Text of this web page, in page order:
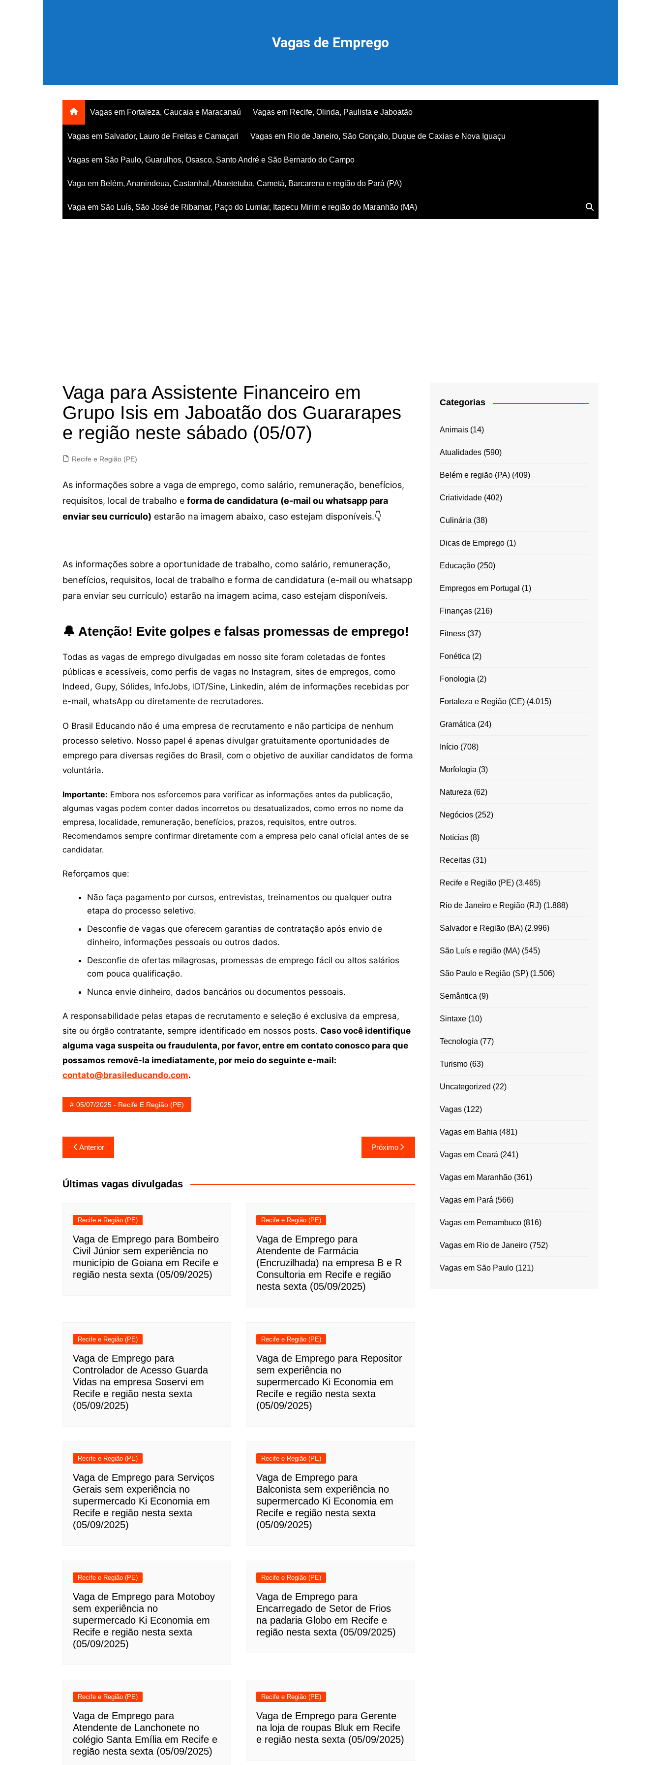
Vagas de Emprego
Vagas em Fortaleza, Caucaia e Maracanaú Vagas em Recife, Olinda, Paulista e Jaboatão
Vagas em Salvador, Lauro de Freitas e Camaçari Vagas em Rio de Janeiro, São Gonçalo, Duque de Caxias e Nova Iguaçu
Vagas em São Paulo, Guarulhos, Osasco, Santo André e São Bernardo do Campo
Vaga em Belém, Ananindeua, Castanhal, Abaetetuba, Cametá, Barcarena e região do Pará (PA)
Vaga em São Luís, São José de Ribamar, Paço do Lumiar, Itapecu Mirim e região do Maranhão (MA)
Vaga para Assistente Financeiro em
Grupo Isis em Jaboatão dos Guararapes
e região neste sábado (05/07)
Recife e Região (PE)
As informações sobre a vaga de emprego, como salário, remuneração, benefícios,
requisitos, local de trabalho e forma de candidatura (e-mail ou whatsapp para
enviar seu currículo) estarão na imagem abaixo, caso estejam disponíveis.👇
As informações sobre a oportunidade de trabalho, como salário, remuneração,
benefícios, requisitos, local de trabalho e forma de candidatura (e-mail ou whatsapp
para enviar seu currículo) estarão na imagem acima, caso estejam disponíveis.
🔔 Atenção! Evite golpes e falsas promessas de emprego!
Todas as vagas de emprego divulgadas em nosso site foram coletadas de fontes
públicas e acessíveis, como perfis de vagas no Instagram, sites de empregos, como
Indeed, Gupy, Sólides, InfoJobs, IDT/Sine, Linkedin, além de informações recebidas por
e-mail, whatsApp ou diretamente de recrutadores.
O Brasil Educando não é uma empresa de recrutamento e não participa de nenhum
processo seletivo. Nosso papel é apenas divulgar gratuitamente oportunidades de
emprego para diversas regiões do Brasil, com o objetivo de auxiliar candidatos de forma
voluntária.
Importante: Embora nos esforcemos para verificar as informações antes da publicação,
algumas vagas podem conter dados incorretos ou desatualizados, como erros no nome da
empresa, localidade, remuneração, benefícios, prazos, requisitos, entre outros.
Recomendamos sempre confirmar diretamente com a empresa pelo canal oficial antes de se
candidatar.
Reforçamos que:
Não faça pagamento por cursos, entrevistas, treinamentos ou qualquer outra
etapa do processo seletivo.
Desconfie de vagas que oferecem garantias de contratação após envio de
dinheiro, informações pessoais ou outros dados.
Desconfie de ofertas milagrosas, promessas de emprego fácil ou altos salários
com pouca qualificação.
Nunca envie dinheiro, dados bancários ou documentos pessoais.
A responsabilidade pelas etapas de recrutamento e seleção é exclusiva da empresa,
site ou órgão contratante, sempre identificado em nossos posts. Caso você identifique
alguma vaga suspeita ou fraudulenta, por favor, entre em contato conosco para que
possamos removê-la imediatamente, por meio do seguinte e-mail:
contato@brasileducando.com.
05/07/2025 - Recife E Região (PE)
Navegação
de
Post
Anterior Próximo
Últimas vagas divulgadas
Recife e Região (PE)
Vaga de Emprego para Bombeiro
Civil Júnior sem experiência no
município de Goiana em Recife e
região nesta sexta (05/09/2025)
Recife e Região (PE)
Vaga de Emprego para
Atendente de Farmácia
(Encruzilhada) na empresa B e R
Consultoria em Recife e região
nesta sexta (05/09/2025)
Recife e Região (PE)
Vaga de Emprego para
Controlador de Acesso Guarda
Vidas na empresa Soservi em
Recife e região nesta sexta
(05/09/2025)
Recife e Região (PE)
Vaga de Emprego para Repositor
sem experiência no
supermercado Ki Economia em
Recife e região nesta sexta
(05/09/2025)
Recife e Região (PE)
Vaga de Emprego para Serviços
Gerais sem experiência no
supermercado Ki Economia em
Recife e região nesta sexta
(05/09/2025)
Recife e Região (PE)
Vaga de Emprego para
Balconista sem experiência no
supermercado Ki Economia em
Recife e região nesta sexta
(05/09/2025)
Recife e Região (PE)
Vaga de Emprego para Motoboy
sem experiência no
supermercado Ki Economia em
Recife e região nesta sexta
(05/09/2025)
Recife e Região (PE)
Vaga de Emprego para
Encarregado de Setor de Frios
na padaria Globo em Recife e
região nesta sexta (05/09/2025)
Recife e Região (PE)
Vaga de Emprego para
Atendente de Lanchonete no
colégio Santa Emília em Recife e
região nesta sexta (05/09/2025)
Recife e Região (PE)
Vaga de Emprego para Gerente
na loja de roupas Bluk em Recife
e região nesta sexta (05/09/2025)
Categorias
Animais(14)
Atualidades(590)
Belém e região (PA)(409)
Criatividade(402)
Culinária (38)
Dicas de Emprego(1)
Educação(250)
Empregos em Portugal (1)
Finanças(216)
Fitness(37)
Fonética (2)
Fonologia (2)
Fortaleza e Região (CE)(4.015)
Gramática (24)
Início(708)
Morfologia (3)
Natureza (62)
Negócios(252)
Notícias(8)
Receitas(31)
Recife e Região (PE)(3.465)
Rio de Janeiro e Região (RJ)(1.888)
Salvador e Região (BA)(2.996)
São Luís e região (MA)(545)
São Paulo e Região (SP)(1.506)
Semântica (9)
Sintaxe(10)
Tecnologia (77)
Turismo(63)
Uncategorized (22)
Vagas(122)
Vagas em Bahia (481)
Vagas em Ceará (241)
Vagas em Maranhão(361)
Vagas em Pará (566)
Vagas em Pernambuco(816)
Vagas em Rio de Janeiro(752)
Vagas em São Paulo(121)